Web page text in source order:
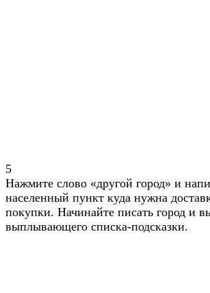
5
Нажмите слово «другой город» и
населенный пункт куда нужна
покупки. Начинайте писать город и
выплывающего списка-подсказки.